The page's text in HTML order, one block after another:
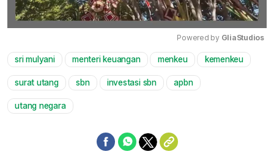
Mute
Powered by GliaStudios
sri mulyani menteri keuangan menkeu kemenkeu
surat utang sbn investasi sbn apbn
utang negara